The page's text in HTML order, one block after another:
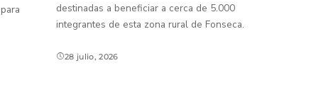
destinadas a beneficiar a cerca de 5.000
integrantes de esta zona rural de Fonseca.
28 julio, 2026